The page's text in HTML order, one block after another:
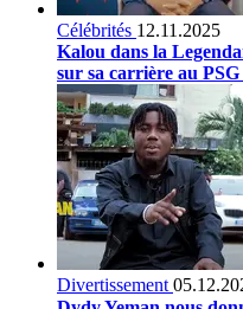
Célébrités 12.11.2025
Kalou dans la
sur sa carrière au
Divertissement